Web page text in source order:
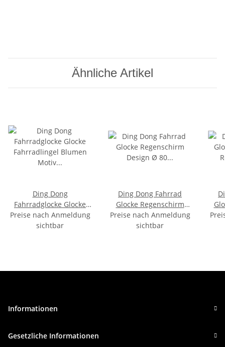
Ähnliche Artikel
Ding Dong
Fahrradglocke Glocke
Fahrradlingel Blumen
Motiv Ø 60 mm
Preise nach Anmeldung
sichtbar
Ding Dong Fahrrad
Glocke Regenschirm
Design Ø 80 mm
Fahrradklingel
Preise nach Anmeldung
sichtbar
Informationen
Gesetzliche Informationen